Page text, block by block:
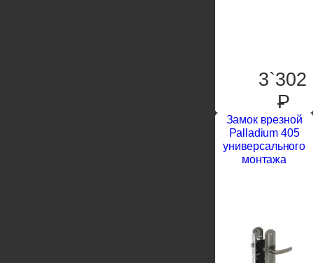
3`302
P
Замок врезной
Palladium 405
универсального
монтажа